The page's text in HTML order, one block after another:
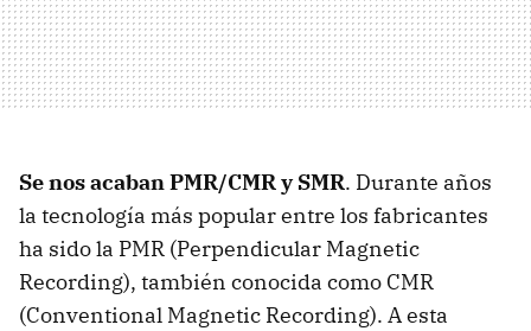
Se nos acaban PMR/CMR y SMR. Durante años
la tecnología más popular entre los fabricantes
ha sido la PMR (Perpendicular Magnetic
Recording), también conocida como CMR
(Conventional Magnetic Recording). A esta